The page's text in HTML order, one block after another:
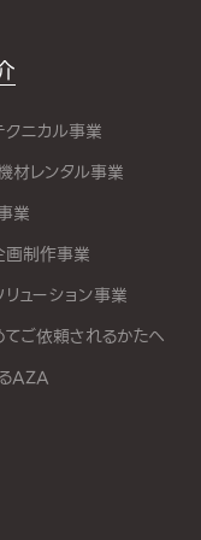
クニカル事業
材レンタル事業
業
画制作事業
リューション事業
てご依頼されるかたへ
AZA